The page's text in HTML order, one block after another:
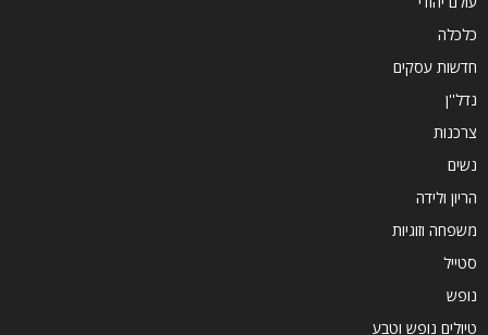
כלכלה
חדשות עסקים
נדל''ן
צרכנות
נשים
הריון ולידה
משפחה וזוגיות
סטייל
נופש
טיולים נופש וטבע